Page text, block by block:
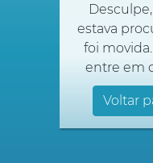
estava
foi
entre em
Voltar